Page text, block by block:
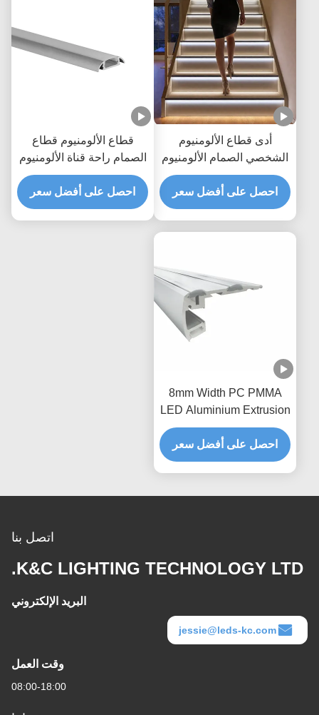
أدى قطاع الألومنيوم
الشخصي الصمام الألومنيوم
النتوء الأسود أدى الألومنيوم
الشخصي دعوى لإضاءة درج
احصل على أفضل سعر
قطاع الألومنيوم قطاع
الصمام راحة قناة الألومنيوم
مقذوف
احصل على أفضل سعر
8mm Width PC PMMA
LED Aluminium Extrusion
Profiles 6063 T5 With PC
Diffuser Cover
احصل على أفضل سعر
اتصل بنا
K&C LIGHTING TECHNOLOGY LTD.
البريد الإلكتروني
jessie@leds-kc.com
وقت العمل
08:00-18:00